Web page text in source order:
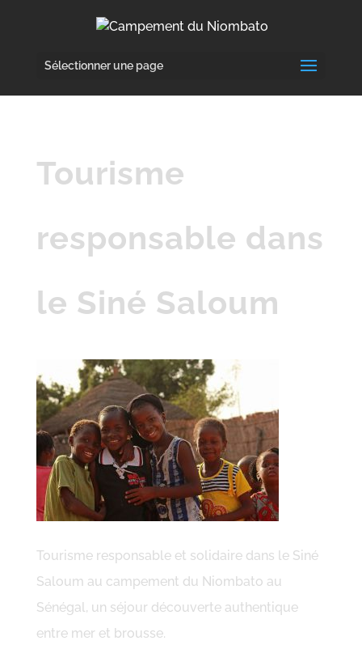
Sélectionner une page
Tourisme
responsable dans
le Siné Saloum
Tourisme responsable et solidaire dans le Siné
Saloum au campement du Niombato au
Sénégal, un séjour découverte authentique
entre mer et brousse.